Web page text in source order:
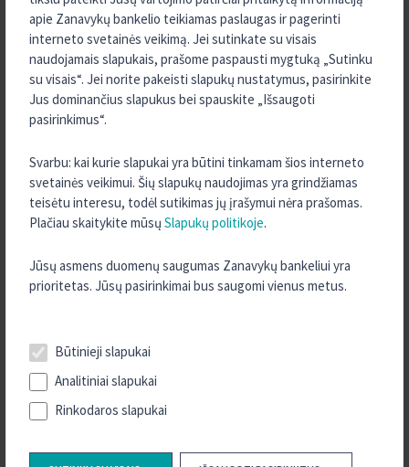
apie Zanavykų bankelio teikiamas paslaugas ir pagerinti
interneto svetainės veikimą. Jei sutinkate su visais
naudojamais slapukais, prašome paspausti mygtuką „Sutinku
su visais“. Jei norite pakeisti slapukų nustatymus, pasirinkite
Jus dominančius slapukus bei spauskite „Išsaugoti
pasirinkimus“.
Svarbu: kai kurie slapukai yra būtini tinkamam šios interneto
svetainės veikimui. Šių slapukų naudojimas yra grindžiamas
teisėtu interesu, todėl sutikimas jų įrašymui nėra prašomas.
Plačiau skaitykite mūsų Slapukų politikoje.
Jūsų asmens duomenų saugumas Zanavykų bankeliui yra
prioritetas. Jūsų pasirinkimai bus saugomi vienus metus.
Būtinieji slapukai
Analitiniai slapukai
Rinkodaros slapukai
2023 m. Vasaris
2022 m. Gruodis
2022 m. Lapkritis
2022 m. Rugpjūtis
2022 m. Kovas
2021 m. Rugsėjis
2021 m. Rugpjūtis
2021 m. Liepa
2021 m. Kovas
2021 m. Sausis
2020 m. Lapkritis
2020 m. Spalis
2020 m. Rugsėjis
2020 m. Rugpjūtis
2020 m. Liepa